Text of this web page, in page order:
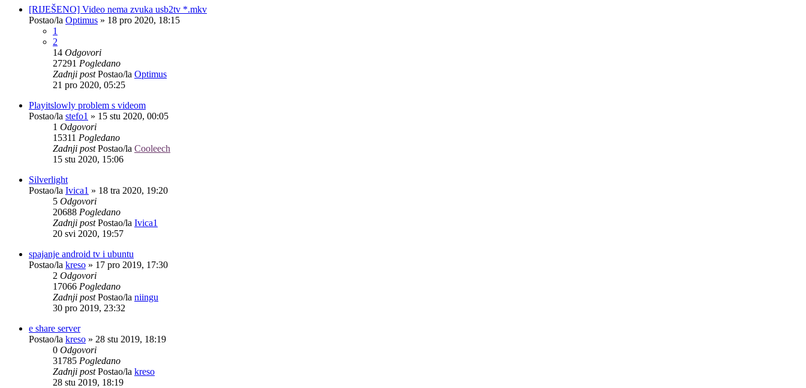
[RIJEŠENO] Video nema zvuka usb2tv *.mkv
Postao/la Optimus » 18 pro 2020, 18:15
1
2
14 Odgovori
27291 Pogledano
Zadnji postPostao/la Optimus
21 pro 2020, 05:25
Playitslowly problem s videom
Postao/la stefo1 » 15 stu 2020, 00:05
1 Odgovori
15311 Pogledano
Zadnji postPostao/la Cooleech
15 stu 2020, 15:06
Silverlight
Postao/la Ivica1 » 18 tra 2020, 19:20
5 Odgovori
20688 Pogledano
Zadnji postPostao/la Ivica1
20 svi 2020, 19:57
spajanje android tv i ubuntu
Postao/la kreso » 17 pro 2019, 17:30
2 Odgovori
17066 Pogledano
Zadnji postPostao/la niingu
30 pro 2019, 23:32
e share server
Postao/la kreso » 28 stu 2019, 18:19
0 Odgovori
31785 Pogledano
Zadnji postPostao/la kreso
28 stu 2019, 18:19